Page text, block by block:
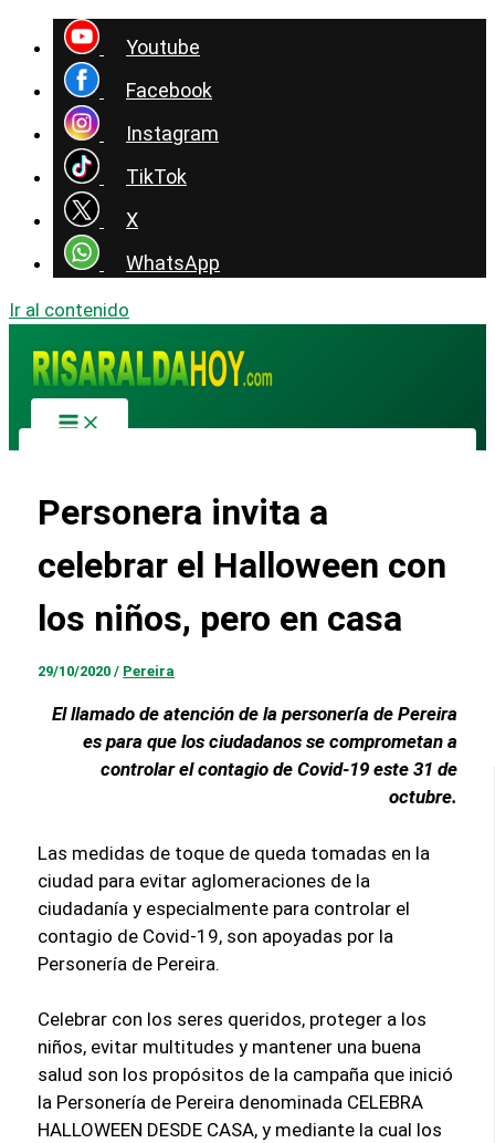
Youtube
Facebook
Instagram
TikTok
X
WhatsApp
Ir al contenido
Personera invita a
celebrar el Halloween con
los niños, pero en casa
29/10/2020/ Pereira
El llamado de atención de la personería de Pereira
es para que los ciudadanos se comprometan a
controlar el contagio de Covid-19 este 31 de
octubre.
Las medidas de toque de queda tomadas en la
ciudad para evitar aglomeraciones de la
ciudadanía y especialmente para controlar el
contagio de Covid-19, son apoyadas por la
Personería de Pereira.
Celebrar con los seres queridos, proteger a los
niños, evitar multitudes y mantener una buena
salud son los propósitos de la campaña que inició
la Personería de Pereira denominada CELEBRA
HALLOWEEN DESDE CASA, y mediante la cual los